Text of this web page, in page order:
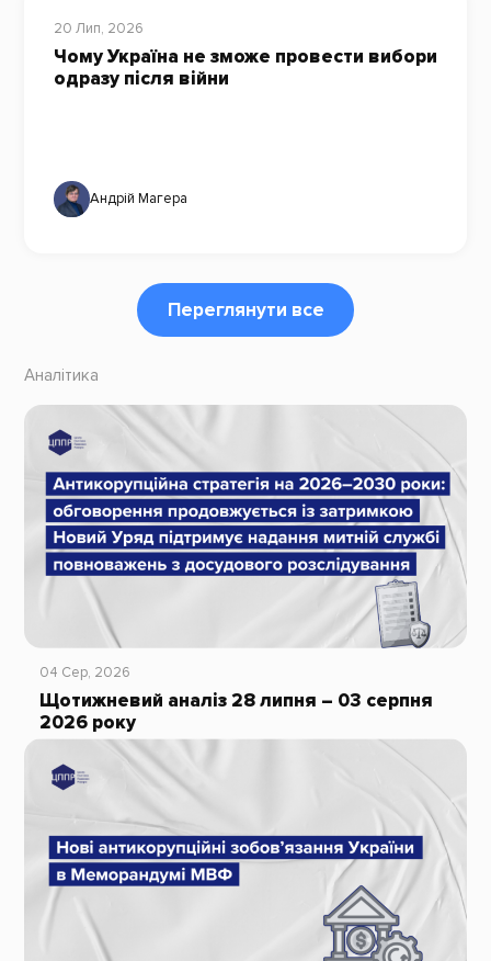
20 Лип, 2026
Чому Україна не зможе провести вибори
одразу після війни
Андрій Магера
Переглянути все
Аналітика
04 Сер, 2026
Щотижневий аналіз 28 липня – 03 серпня
2026 року